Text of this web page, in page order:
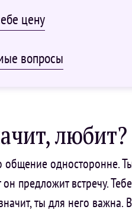
цену
вопросы
любит?
общение односторонне.
предложит встречу.
ты для него